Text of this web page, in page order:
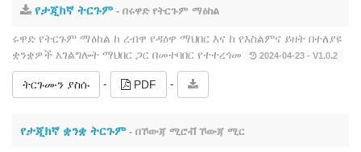
የታጂክኛ ትርጉም- በሩዋድ የትርጉም ማዕከል
ሩዋድ የትርጉም ማዕከል ከ ረብዋ የዳዕዋ ማህበር እና ከ የእስልምና ይዘት በተለያዩ
ቋንቋዎች አገልግሎት ማህበር ጋር በመተባበር የተተረጎመ
2024-04-23 - V1.0.2
ትርጉሙን ያስሱ - PDF -
የታጂክኛ ቋንቋ ትርጉም- በኾውጃ ሚሮቭ ኾውጃ ሚር